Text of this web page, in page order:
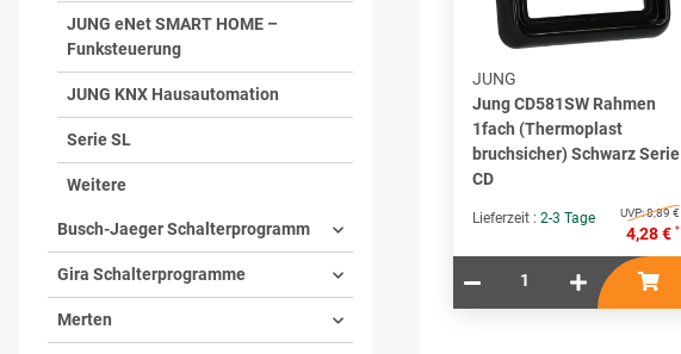
JUNG
Jung CD581SW Rahmen
1fach (Thermoplast
bruchsicher) Schwarz Serie
CD
Lieferzeit : 2-3 Tage UVP:8,89 €
4,28 € *
JUNG eNet SMART HOME –
Funksteuerung
JUNG KNX Hausautomation
Serie SL
Weitere
Busch-Jaeger Schalterprogramm
Gira Schalterprogramme
Merten